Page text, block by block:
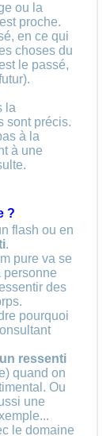
ou la
proche.
en ce qui
choses du
le passé,
la
sont précis.
à la
à une
?
flash ou en
.
pure va se
personne
des
pourquoi
un ressenti
quand on
Ou
une
le domaine